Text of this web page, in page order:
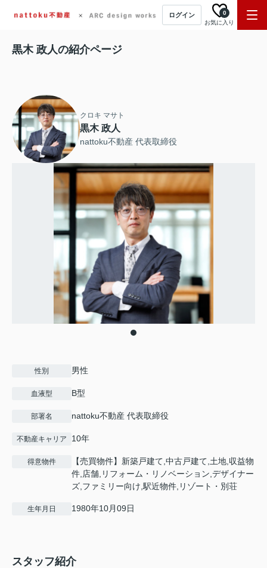
ログイン
お気に入り
0
黒木 政人の紹介ページ
クロキ マサト
黒木 政人
nattoku不動産 代表取締役
性別 男性
血液型 B型
部署名 nattoku不動産 代表取締役
不動産キャリア 10年
得意物件
【売買物件】新築戸建て,中古戸建て,土地,収益物
件,店舗,リフォーム・リノベーション,デザイナー
ズ,ファミリー向け,駅近物件,リゾート・別荘
生年月日 1980年10月09日
スタッフ紹介